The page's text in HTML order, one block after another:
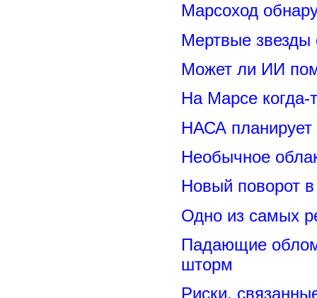
Марсоход
Мертвые звезды
Может ли ИИ
На Марсе когда-
НАСА
Необычное
Новый поворот
Одно из самых
Падающие
шторм
Риски,